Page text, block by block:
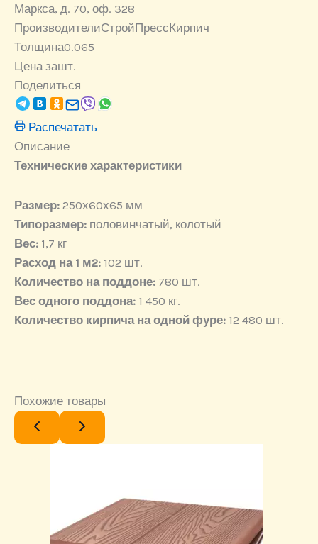
Маркса, д. 70, оф. 328
ПроизводителиСтройПрессКирпич
Толщина0.065
Цена зашт.
Поделиться
Распечатать
Описание
Технические характеристики
Размер: 250х60х65 мм
Типоразмер: половинчатый, колотый
Вес: 1,7 кг
Расход на 1 м2: 102 шт.
Количество на поддоне: 780 шт.
Вес одного поддона: 1 450 кг.
Количество кирпича на одной фуре: 12 480 шт.
Похожие товары